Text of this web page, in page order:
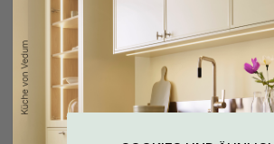
Glashalter Systema - 396 mm -
Mattschwarz
300mm -